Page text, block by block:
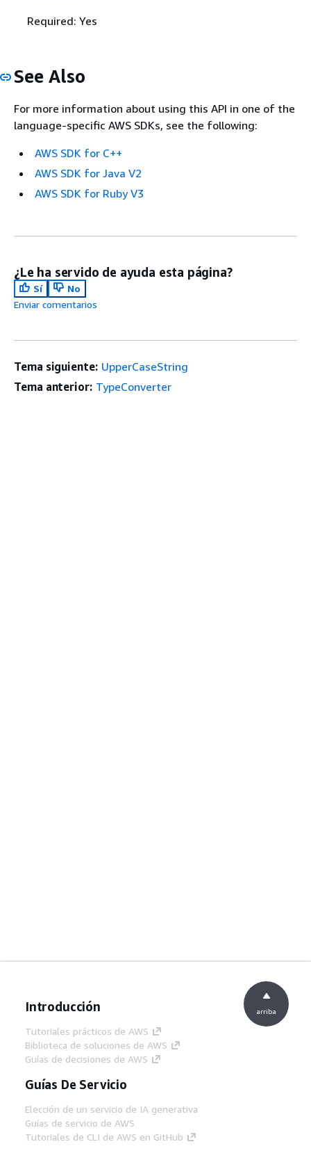
Required: Yes
See Also
For more information about using this API in one of the
language-specific AWS SDKs, see the following:
AWS SDK for C++
AWS SDK for Java V2
AWS SDK for Ruby V3
¿Le ha servido de ayuda esta página?
Sí
No
Enviar comentarios
Tema siguiente: UpperCaseString
Tema anterior: TypeConverter
Introducción
Tutoriales prácticos de AWS
Biblioteca de soluciones de AWS
Guías de decisiones de AWS
Guías De Servicio
Elección de un servicio de IA generativa
Guías de servicio de AWS
Tutoriales de CLI de AWS en GitHub
arriba